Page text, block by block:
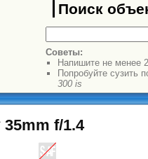
Поиск
Советы:
Напишите не менее
Попробуйте сузить
300 is
f/1.4